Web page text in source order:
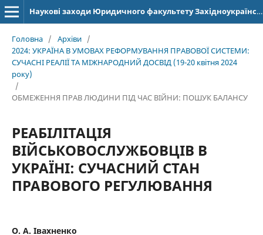
Наукові заходи Юридичного факультету Західноукраїнського національного університету
Головна / Архіви /
2024: УКРАЇНА В УМОВАХ РЕФОРМУВАННЯ ПРАВОВОЇ СИСТЕМИ:
СУЧАСНІ РЕАЛІЇ ТА МІЖНАРОДНИЙ ДОСВІД (19-20 квітня 2024
року)
/
ОБМЕЖЕННЯ ПРАВ ЛЮДИНИ ПІД ЧАС ВІЙНИ: ПОШУК БАЛАНСУ
РЕАБІЛІТАЦІЯ
ВІЙСЬКОВОСЛУЖБОВЦІВ В
УКРАЇНІ: СУЧАСНИЙ СТАН
ПРАВОВОГО РЕГУЛЮВАННЯ
О. А. Івахненко